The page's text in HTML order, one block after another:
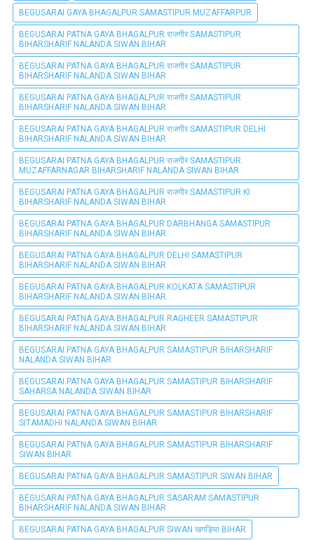
BEGUSARAI GAYA BHAGALPUR SAMASTIPUR MUZAFFARPUR
BEGUSARAI PATNA GAYA BHAGALPUR राजगीर SAMASTIPUR
BIHARSHARIF NALANDA SIWAN BIHAR
BEGUSARAI PATNA GAYA BHAGALPUR राजगीर SAMASTIPUR
BIHARSHARIF NALANDA SIWAN BIHAR
BEGUSARAI PATNA GAYA BHAGALPUR राजगीर SAMASTIPUR
BIHARSHARIF NALANDA SIWAN BIHAR
BEGUSARAI PATNA GAYA BHAGALPUR राजगीर SAMASTIPUR DELHI
BIHARSHARIF NALANDA SIWAN BIHAR
BEGUSARAI PATNA GAYA BHAGALPUR राजगीर SAMASTIPUR
MUZAFFARNAGAR BIHARSHARIF NALANDA SIWAN BIHAR
BEGUSARAI PATNA GAYA BHAGALPUR राजगीर SAMASTIPUR KI
BIHARSHARIF NALANDA SIWAN BIHAR
BEGUSARAI PATNA GAYA BHAGALPUR DARBHANGA SAMASTIPUR
BIHARSHARIF NALANDA SIWAN BIHAR
BEGUSARAI PATNA GAYA BHAGALPUR DELHI SAMASTIPUR
BIHARSHARIF NALANDA SIWAN BIHAR
BEGUSARAI PATNA GAYA BHAGALPUR KOLKATA SAMASTIPUR
BIHARSHARIF NALANDA SIWAN BIHAR
BEGUSARAI PATNA GAYA BHAGALPUR RAGHEER SAMASTIPUR
BIHARSHARIF NALANDA SIWAN BIHAR
BEGUSARAI PATNA GAYA BHAGALPUR SAMASTIPUR BIHARSHARIF
NALANDA SIWAN BIHAR
BEGUSARAI PATNA GAYA BHAGALPUR SAMASTIPUR BIHARSHARIF
SAHARSA NALANDA SIWAN BIHAR
BEGUSARAI PATNA GAYA BHAGALPUR SAMASTIPUR BIHARSHARIF
SITAMADHI NALANDA SIWAN BIHAR
BEGUSARAI PATNA GAYA BHAGALPUR SAMASTIPUR BIHARSHARIF
SIWAN BIHAR
BEGUSARAI PATNA GAYA BHAGALPUR SAMASTIPUR SIWAN BIHAR
BEGUSARAI PATNA GAYA BHAGALPUR SASARAM SAMASTIPUR
BIHARSHARIF NALANDA SIWAN BIHAR
BEGUSARAI PATNA GAYA BHAGALPUR SIWAN खगड़िया BIHAR